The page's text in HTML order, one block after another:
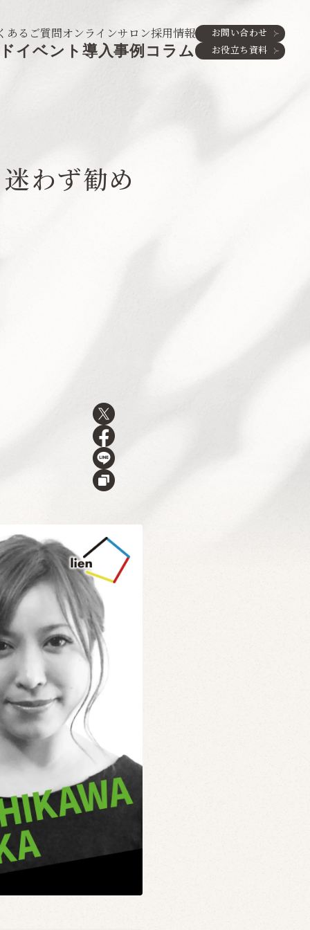
あるご質問オンラインサロン採用情報
イベント 導入事例 コラム
お問い合わせ
お役立ち資料
わず勧め